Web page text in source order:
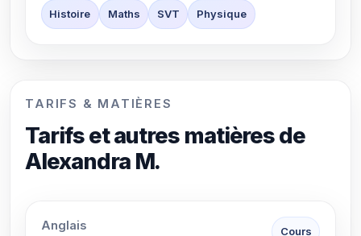
Histoire Maths SVT Physique
TARIFS & MATIÈRES
Tarifs et autres matières de
Alexandra M.
Anglais Cours